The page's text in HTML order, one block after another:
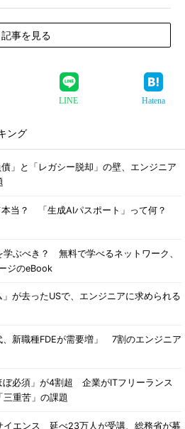
記事を見る
LINE Hatena
ング
」と「レガシー脱却」の壁、エンジニア
本当？ 「生成AIパスポート」って何？
学ぶべき？ 無料で学べるネットワーク、
ジのeBook
」が去ったUSで、エンジニアに求められる
、新職種FDEが需要増」 7割のエンジニア
ぼ必須」が4割超 企業がITフリーランス
三重苦」の課題
イエンス 延べ23万人が受講、総務省が募